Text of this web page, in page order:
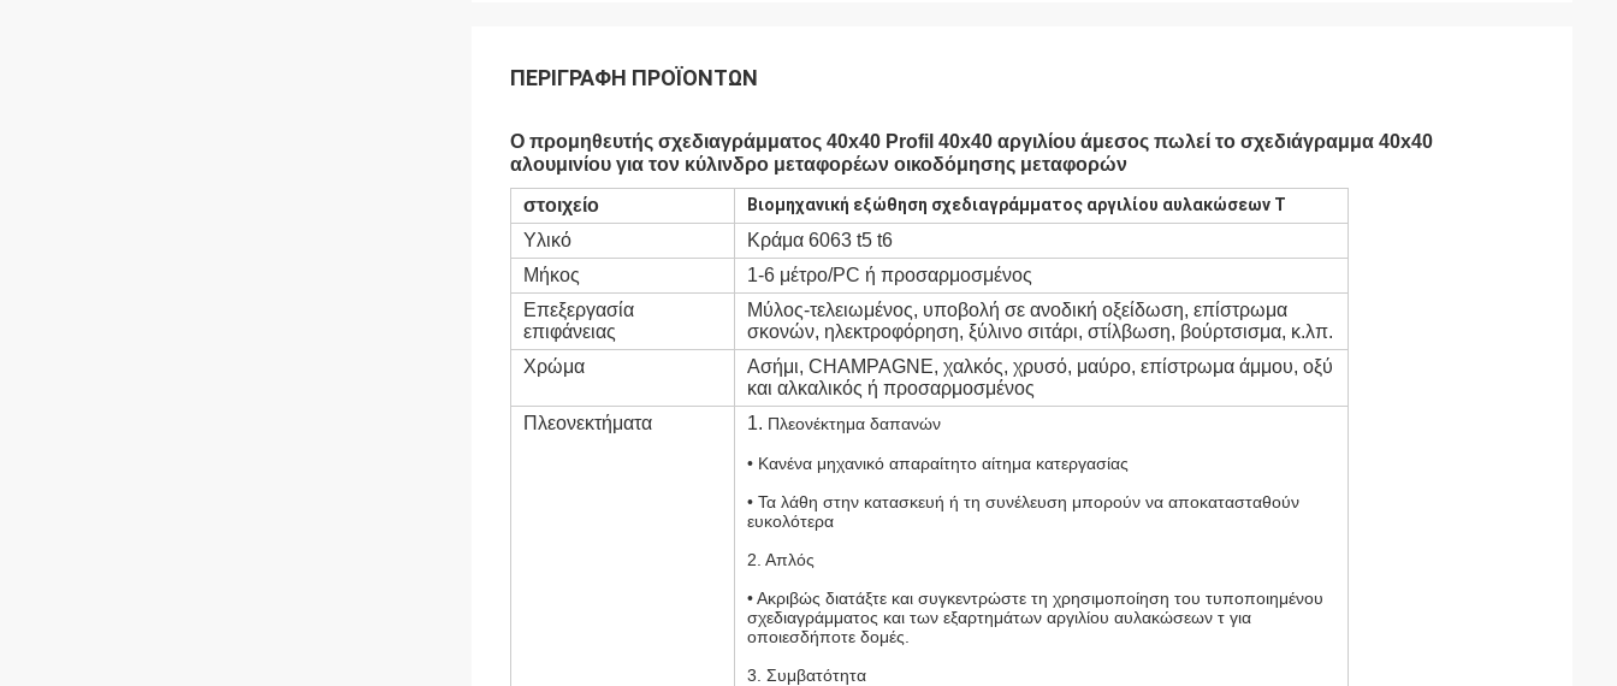
ΠΕΡΙΓΡΑΦΉ ΠΡΟΪΌΝΤΩΝ
Ο προμηθευτής σχεδιαγράμματος 40x40 Profil 40x40 αργιλίου άμεσος πωλεί το σχεδιάγραμμα 40x40
αλουμινίου για τον κύλινδρο μεταφορέων οικοδόμησης μεταφορών
στοιχείο
Βιομηχανική εξώθηση σχεδιαγράμματος αργιλίου αυλακώσεων Τ
Υλικό
Κράμα 6063 t5 t6
Μήκος
1-6 μέτρο/PC ή προσαρμοσμένος
Επεξεργασία
επιφάνειας
Μύλος-τελειωμένος, υποβολή σε ανοδική οξείδωση, επίστρωμα
σκονών, ηλεκτροφόρηση, ξύλινο σιτάρι, στίλβωση, βούρτσισμα, κ.λπ.
Χρώμα
Ασήμι, CHAMPAGNE, χαλκός, χρυσό, μαύρο, επίστρωμα άμμου, οξύ
και αλκαλικός ή προσαρμοσμένος
Πλεονεκτήματα
1. Πλεονέκτημα δαπανών
• Κανένα μηχανικό απαραίτητο αίτημα κατεργασίας
• Τα λάθη στην κατασκευή ή τη συνέλευση μπορούν να αποκατασταθούν
ευκολότερα
2. Απλός
• Ακριβώς διατάξτε και συγκεντρώστε τη χρησιμοποίηση του τυποποιημένου
σχεδιαγράμματος και των εξαρτημάτων αργιλίου αυλακώσεων τ για
οποιεσδήποτε δομές.
3. Συμβατότητα